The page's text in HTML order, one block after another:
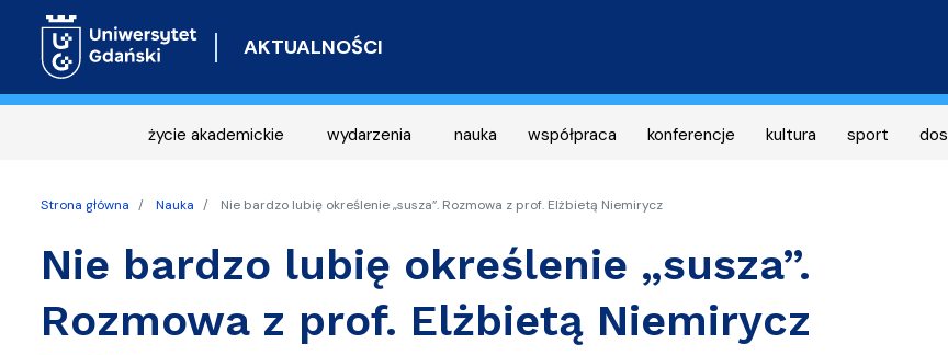
AKTUALNOŚCI
życie akademickie wydarzenia nauka współpraca konferencje kultura sport
Strona główna Nauka Nie bardzo lubię określenie „susza”. Rozmowa z prof. Elżbietą Niemirycz
Nie bardzo lubię określenie „susza”.
Rozmowa z prof. Elżbietą Niemirycz